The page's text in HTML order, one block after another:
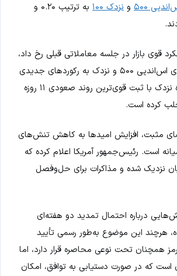
۵۰۰ و نزدک ۱۰۰
به ترتیب ۰.۲۰ و
قوی بازار در جلسه معاملاتی قبلی رخ داد،
جایی که شاخص‌های اس‌اندپی ۵۰۰ و نزدک به رکوردهای جدیدی
دست یافتند. به‌ویژه نزدک با ثبت قوی‌ترین روند صعودی ۱۱ روزه
جلب کرده است.
مثبت، افزایش امیدها به کاهش تنش‌های
است. رئیس‌جمهور آمریکا اعلام کرده که
نزدیک شده و مذاکرات برای حل‌وفصل
درباره احتمال تمدید دو هفته‌ای
هرچند این موضوع به‌طور رسمی تأیید
همچنان تحت نوعی محاصره قرار دارد، اما
است که در صورت دستیابی به توافق، امکان